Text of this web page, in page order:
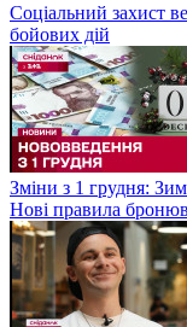
Соціальний захист
бойових дій
Зміни з 1 грудня:
Нові правила